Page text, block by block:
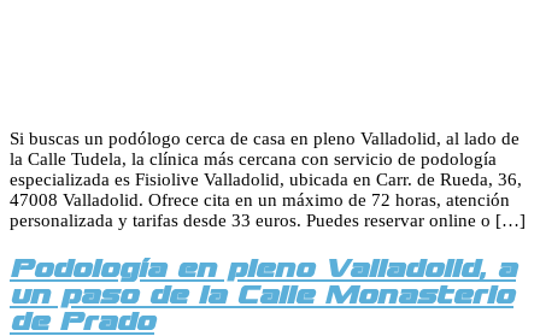
Si buscas un podólogo cerca de casa en pleno Valladolid, al lado de
la Calle Tudela, la clínica más cercana con servicio de podología
especializada es Fisiolive Valladolid, ubicada en Carr. de Rueda, 36,
47008 Valladolid. Ofrece cita en un máximo de 72 horas, atención
personalizada y tarifas desde 33 euros. Puedes reservar online o […]
Podología en pleno Valladolid, a
un paso de la Calle Monasterio
de Prado